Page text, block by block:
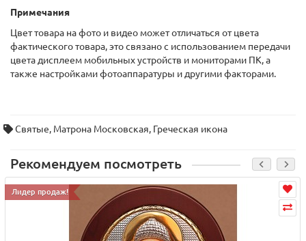
Примечания
Цвет товара на фото и видео может отличаться от цвета
фактического товара, это связано с использованием передачи
цвета дисплеем мобильных устройств и мониторами ПК, а
также настройками фотоаппаратуры и другими факторами.
Святые, Матрона Московская, Греческая икона
Рекомендуем посмотреть
Лидер продаж!